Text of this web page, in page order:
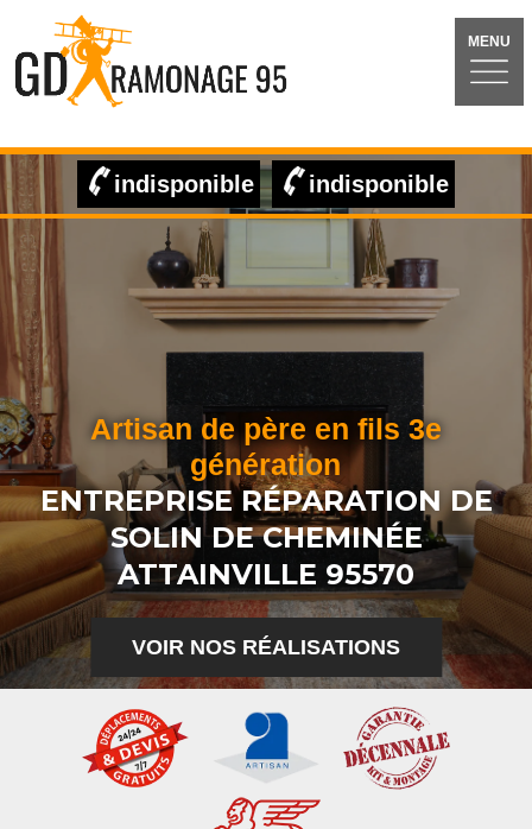
MENU
indisponible indisponible
Artisan de père en fils 3e
génération
ENTREPRISE RÉPARATION DE
SOLIN DE CHEMINÉE
ATTAINVILLE 95570
VOIR NOS RÉALISATIONS